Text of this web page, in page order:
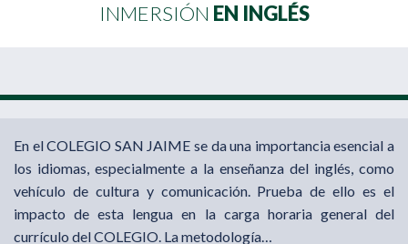
INMERSIÓN EN INGLÉS
En el COLEGIO SAN JAIME se da una importancia esencial a
los idiomas, especialmente a la enseñanza del inglés, como
vehículo de cultura y comunicación. Prueba de ello es el
impacto de esta lengua en la carga horaria general del
currículo del COLEGIO. La metodología…